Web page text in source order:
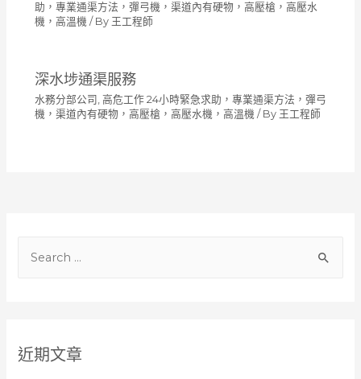
h
近期文章
助，專業通渠方法，彈弓機，渠道內有硬物，高壓槍，高壓水
機，高溫機 / By 王工程師
深水埗通渠服務
水務分部公司 高危工作 24小時緊急求助，專業通渠方法，彈弓
機，渠道內有硬物，高壓槍，高壓水機，高溫機 / By 王工程師